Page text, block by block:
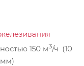
150 м3/ч (10
мм)